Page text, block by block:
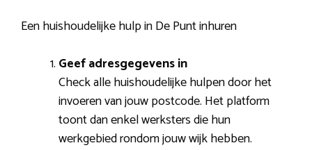
Een huishoudelijke hulp in De Punt inhuren
Geef adresgegevens in
Check alle huishoudelijke hulpen door het
invoeren van jouw postcode. Het platform
toont dan enkel werksters die hun
werkgebied rondom jouw wijk hebben.